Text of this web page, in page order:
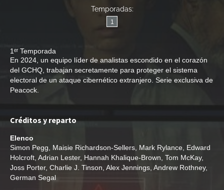
Temporadas:
1
1ᵉʳ Temporada
En 2024, un equipo líder de analistas escondido en el corazón
del GCHQ, trabajan secretamente para proteger el sistema
electoral de un ataque cibernético extranjero. Serie exclusiva de
Peacock.
Créditos y reparto
Elenco
Simon Pegg
Maisie Richardson-Sellers Mark Rylance Edward
Holcroft Adrian Lester, Hannah Khalique-Brown Tom McKay,
Joss Porter, Charlie J. Tinson Alex Jennings Andrew Rothney,
German Segal